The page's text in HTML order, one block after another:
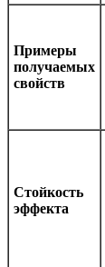
Примеры
получаемых
свойств
Стойкость
эффекта